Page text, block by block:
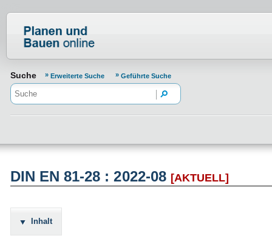
Suche Erweiterte Suche Geführte Suche
DIN EN 81-28 : 2022-08 [AKTUELL]
Inhalt